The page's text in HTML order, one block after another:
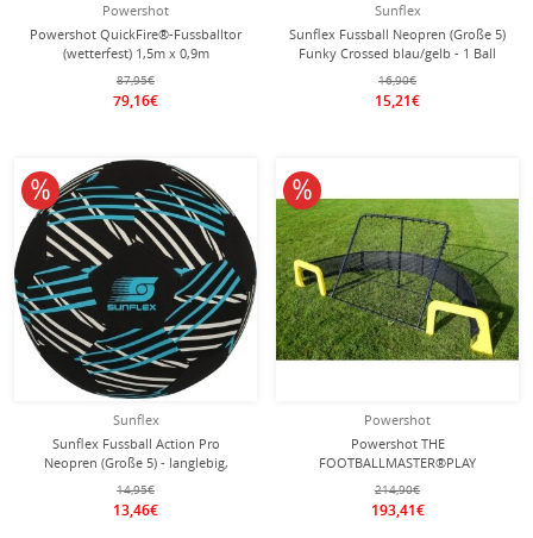
Powershot
Powershot QuickFire®-Fussballtor
(wetterfest) 1,5m x 0,9m
87,95€
79,16€
Sunflex
Sunflex Fussball Neopren (Große 5)
Funky Crossed blau/gelb - 1 Ball
16,90€
15,21€
Sunflex
Sunflex Fussball Action Pro
Neopren (Große 5) - langlebig,
leicht, weich, leise - schwarz/blau - 1
Ball
14,95€
13,46€
10% reduziert
Powershot
Powershot THE
FOOTBALLMASTER®PLAY
(wetterfest) 2,2m x 1,2m
214,90€
193,41€
10% reduziert